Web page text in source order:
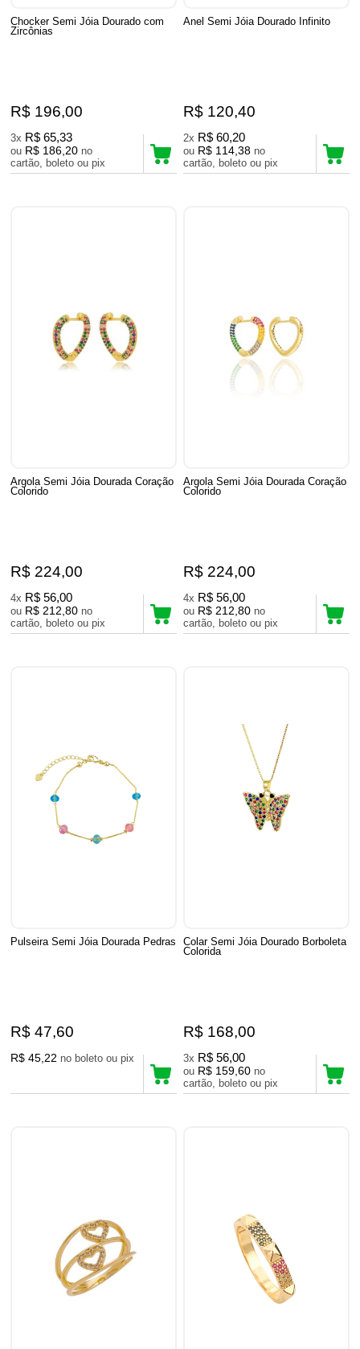
Chocker Semi Jóia Dourado com
Zircônias
R$ 196,00
3x R$ 65,33
ou R$ 186,20 no
cartão, boleto ou pix
Anel Semi Jóia Dourado Infinito
R$ 120,40
2x R$ 60,20
ou R$ 114,38 no
cartão, boleto ou pix
Argola Semi Jóia Dourada Coração
Colorido
R$ 224,00
4x R$ 56,00
ou R$ 212,80 no
cartão, boleto ou pix
Argola Semi Jóia Dourada Coração
Colorido
R$ 224,00
4x R$ 56,00
ou R$ 212,80 no
cartão, boleto ou pix
Pulseira Semi Jóia Dourada Pedras
R$ 47,60
R$ 45,22 no boleto ou pix
Colar Semi Jóia Dourado Borboleta
Colorida
R$ 168,00
3x R$ 56,00
ou R$ 159,60 no
cartão, boleto ou pix